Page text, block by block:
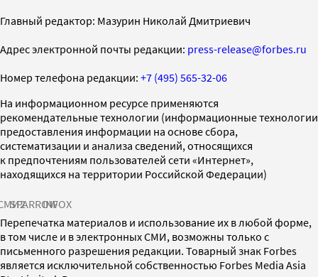
Главный редактор: Мазурин Николай Дмитриевич
Адрес электронной почты редакции: press-release@forbes.ru
Номер телефона редакции: +7 (495) 565-32-06
На информационном ресурсе применяются
рекомендательные технологии (информационные технологии
предоставления информации на основе сбора,
систематизации и анализа сведений, относящихся
к предпочтениям пользователей сети «Интернет»,
находящихся на территории Российской Федерации)
SPARROWINFOX
Перепечатка материалов и использование их в любой форме,
в том числе и в электронных СМИ, возможны только с
письменного разрешения редакции. Товарный знак Forbes
является исключительной собственностью Forbes Media Asia